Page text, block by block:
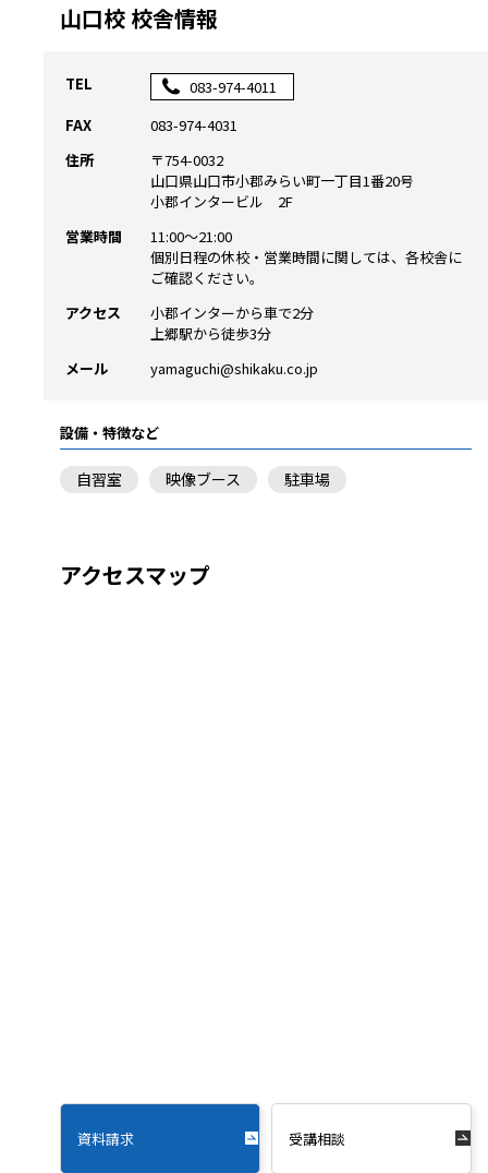
山口校 校舎情報
TEL
083-974-4011
FAX
083-974-4031
住所
〒754-0032
山口県山口市小郡みらい町一丁目1番20号
小郡インタービル 2F
営業時間
11:00～21:00
個別日程の休校・営業時間に関しては、各校舎に
ご確認ください。
アクセス
小郡インターから車で2分
上郷駅から徒歩3分
メール
yamaguchi@shikaku.co.jp
設備・特徴など
自習室 映像ブース 駐車場
アクセスマップ
資料請求 受講相談